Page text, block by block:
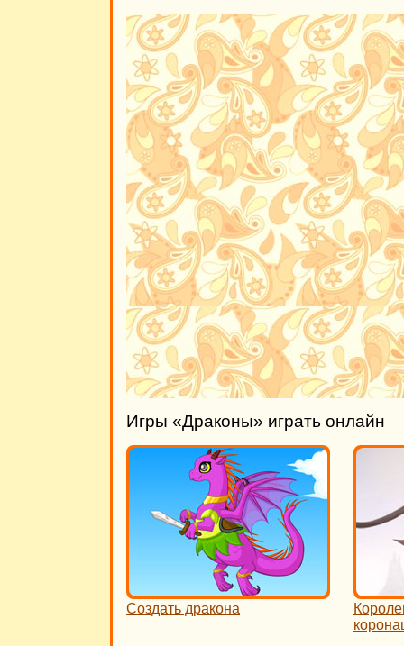
Игры «Драконы» играть онлайн
Создать дракона